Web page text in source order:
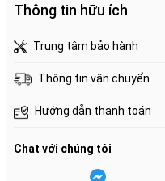
Chiều cao duỗi
Tải trọng thang:
Sản xuất theo tiêu
Nhãn hiệu AMECA
***Kinh nghiệm lựa
Thông tin hữu ích
Trung tâm bảo hành
Thông tin vận chuyển
Hướng dẫn thanh toán
Chat với chúng tôi